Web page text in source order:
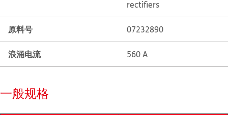
rectifiers
原料号 07232890
浪涌电流 560 A
一般规格